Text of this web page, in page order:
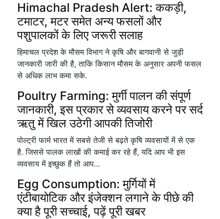
Himachal Pradesh Alert: ककड़ी,
टमाटर, मटर समेत अन्य फसलों और
पशुपालकों के लिए जरूरी सलाह
हिमाचल प्रदेश के मौसम विभाग ने कृषि और बागवानी से जुड़ी
जानकारी जारी की है, ताकि किसान मौसम के अनुसार अपनी फसल
से अधिक लाभ कमा सके.
Poultry Farming: मुर्गी पालन की संपूर्ण
जानकारी, इस प्रकार से व्यवसाय करने पर सर्द
ऋतु में खिल उठेगी आपकी तिजोरी
पोल्ट्री फार्म भारत में सबसे तेजी से बढ़ते कृषि व्यवसायों में से एक
है. जिससे पालक लाखों की कमाई कर रहे हैं, यदि आप भी इस
व्यवसाय में इच्छुक हैं तो आप…
Egg Consumption: मुर्गियों में
एंटीबायोटिक और इंजेक्शन लगाने के पीछे की
क्या है पूरी सच्चाई, पढ़ें पूरी खबर